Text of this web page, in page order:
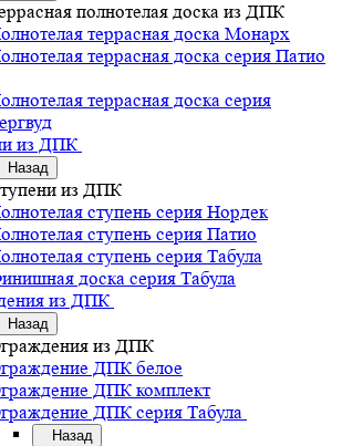
полнотелая доска из ДПК
террасная доска Монарх
террасная доска серия Патио
террасная доска серия
из ДПК
Назад
из ДПК
ступень серия Нордек
ступень серия Патио
ступень серия Табула
доска серия Табула
из ДПК
Назад
из ДПК
ДПК белое
ДПК комплект
ДПК серия Табула
Назад